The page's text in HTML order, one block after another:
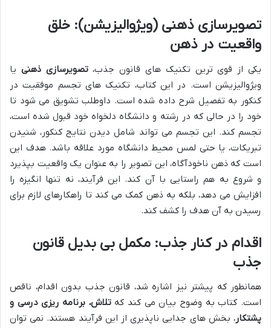
تصویرسازی ذهنی (ویژوالیزیشن): خلق
واقعیت در ذهن
یکی از قوی ترین تکنیک های قانون جذب،تصویرسازی ذهنی یا
ویژوالیزیشن است. در این کتاب، تکنیک های تجسم موفقیت در
کنکور به تفصیل شرح داده شده است. داوطلب تشویق می شود تا
خود را در حالی که در رشته و دانشگاه دلخواه خود قبول شده است،
تجسم کند. این تجسم می تواند شامل دیدن نتایج کنکور، شنیدن
تبریکات، یا حتی لمس محیط دانشگاه مورد علاقه باشد. هدف این
است که ذهن ناخودآگاه، این تصویر را به عنوان یک واقعیت بپذیرد
و شروع به هم راستایی با آن کند. این فرآیند، نه تنها انگیزه را
افزایش می دهد، بلکه به ذهن کمک می کند تا راهکارهای لازم برای
رسیدن به آن هدف را کشف کند.
اقدام در کنار جذب: مکمل بی بدیل قانون
جذب
همانطور که پیشتر نیز اشاره شد، قانون جذب بدون اقدام، ناقص
است. کتاب به وضوح بیان می کند کهتلاش، برنامه ریزی درسی و
پشتکار، بخش های جدایی ناپذیری از این فرآیند هستند. نمی توان